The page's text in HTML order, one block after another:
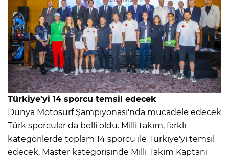
Türkiye'yi 14 sporcu temsil edecek
Dünya Motosurf Şampiyonası'nda mücadele edecek
Türk sporcular da belli oldu. Milli takım, farklı
kategorilerde toplam 14 sporcu ile Türkiye'yi temsil
edecek. Master kategorisinde Milli Takım Kaptanı